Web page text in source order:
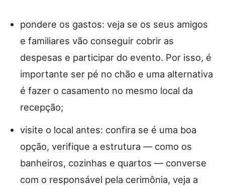
pondere os gastos: veja se os seus amigos
e familiares vão conseguir cobrir as
despesas e participar do evento. Por isso, é
importante ser pé no chão e uma alternativa
é fazer o casamento no mesmo local da
recepção;
visite o local antes: confira se é uma boa
opção, verifique a estrutura — como os
banheiros, cozinhas e quartos — converse
com o responsável pela cerimônia, veja a